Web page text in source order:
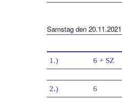
Samstag den 20.11.2021
1.) 6 + SZ
2.) 6